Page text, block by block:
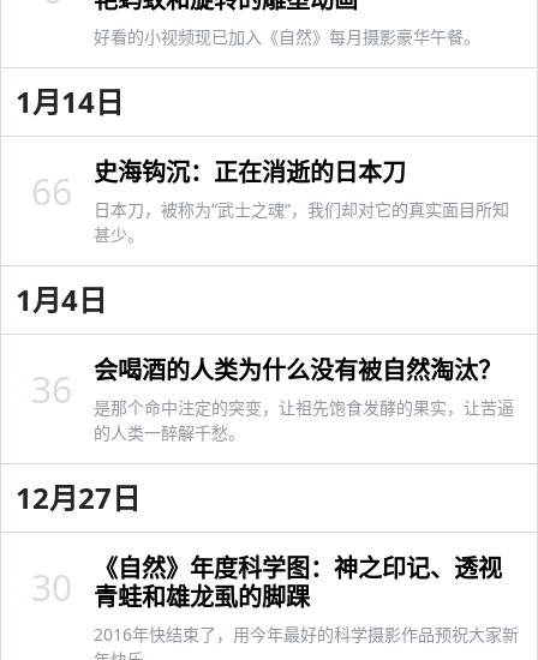
好看的小视频现已加入《自然》每月摄影豪华午餐。
1月14日
史海钩沉：正在消逝的日本刀
日本刀，被称为“武士之魂”，我们却对它的真实面目所知
甚少。
66
1月4日
会喝酒的人类为什么没有被自然淘汰？
是那个命中注定的突变，让祖先饱食发酵的果实，让苦逼
的人类一醉解千愁。
36
12月27日
《自然》年度科学图：神之印记、透视
青蛙和雄龙虱的脚踝
2016年快结束了，用今年最好的科学摄影作品预祝大家新
30